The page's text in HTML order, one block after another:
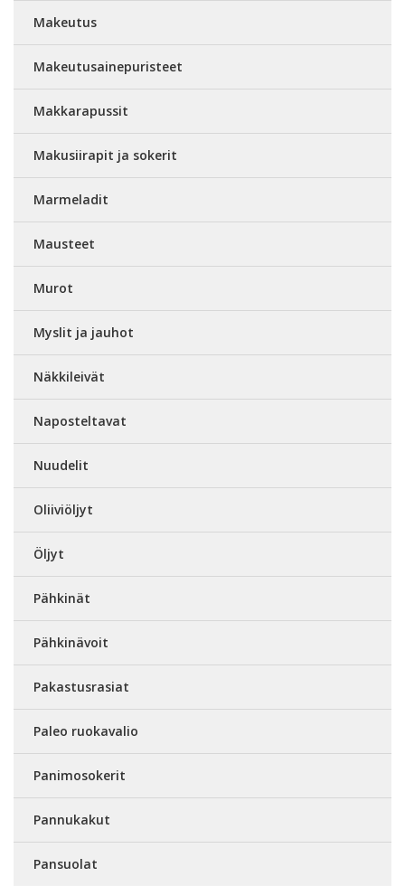
Makeutus
Makeutusainepuristeet
Makkarapussit
Makusiirapit ja sokerit
Marmeladit
Mausteet
Murot
Myslit ja jauhot
Näkkileivät
Naposteltavat
Nuudelit
Oliiviöljyt
Öljyt
Pähkinät
Pähkinävoit
Pakastusrasiat
Paleo ruokavalio
Panimosokerit
Pannukakut
Pansuolat